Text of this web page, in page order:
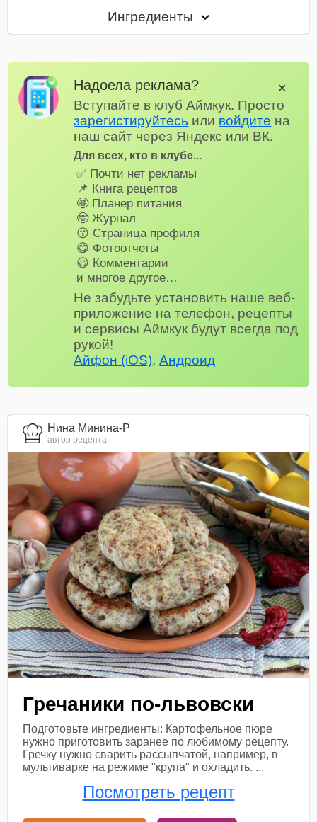
Ингредиенты
Надоела реклама?
Вступайте в клуб Аймкук. Просто
зарегистируйтесь или войдите на
наш сайт через Яндекс или ВК.
Для всех, кто в клубе...
✅ Почти нет рекламы
📌 Книга рецептов
🤩 Планер питания
🤓 Журнал
😗 Страница профиля
😋 Фотоотчеты
😃 Комментарии
и многое другое…
Не забудьте установить наше веб-
приложение на телефон, рецепты
и сервисы Аймкук будут всегда под
рукой!
Айфон (iOS),Андроид
✕
Нина Минина-Р
автор рецепта
Гречаники по-львовски
Подготовьте ингредиенты: Картофельное пюре
нужно приготовить заранее по любимому рецепту.
Гречку нужно сварить рассыпчатой, например, в
мультиварке на режиме "крупа" и охладить. ...
Посмотреть рецепт